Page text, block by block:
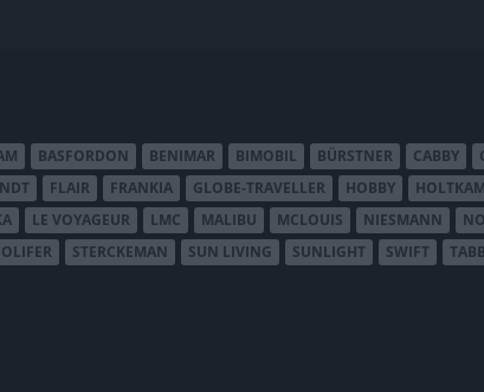
BASFORDON BENIMAR BIMOBIL BÜRSTNER CABBY
FLAIR FRANKIA GLOBE-TRAVELLER HOBBY
LE VOYAGEUR LMC MALIBU MCLOUIS NIESMANN
STERCKEMAN SUN LIVING SUNLIGHT SWIFT